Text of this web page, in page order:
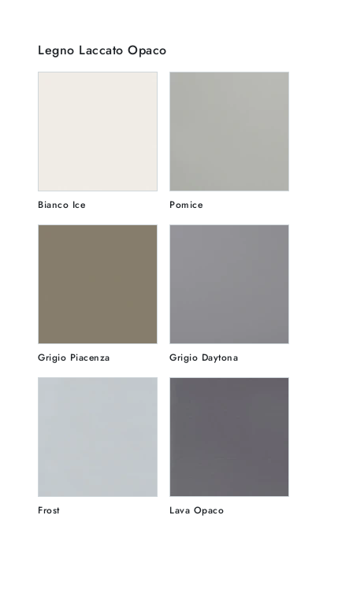
Legno Laccato Opaco
Bianco Ice Pomice
Grigio Piacenza Grigio Daytona
Frost Lava Opaco